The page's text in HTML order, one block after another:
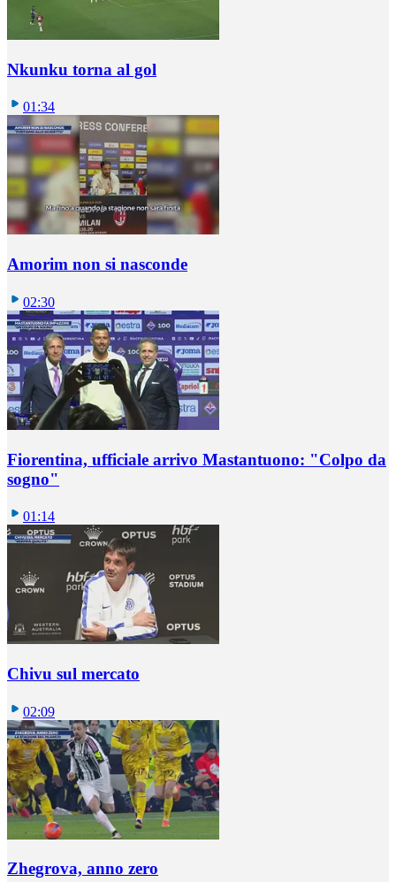
Nkunku torna al gol
01:34
Amorim non si nasconde
02:30
Fiorentina, ufficiale arrivo Mastantuono: "Colpo da
sogno"
01:14
Chivu sul mercato
02:09
Zhegrova, anno zero